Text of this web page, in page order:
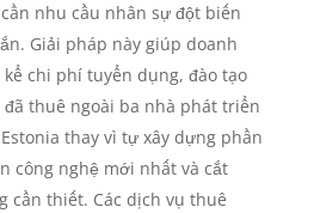
nhu cầu nhân sự đột biến
Giải pháp này giúp doanh
chi phí tuyển dụng, đào tạo
đã thuê ngoài ba nhà phát triển
thay vì tự xây dựng phần
công nghệ mới nhất và cắt
cần thiết. Các dịch vụ thuê